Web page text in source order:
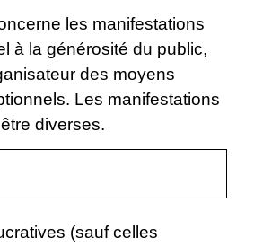
les manifestations
à la générosité du public,
des moyens
Les manifestations
diverses.
(sauf celles